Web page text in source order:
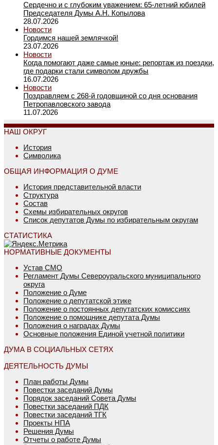
Сердечно и с глубоким уважением: 65-летний юбилей
Председателя Думы А.Н. Копылова
28.07.2026
Новости
Гордимся нашей землячкой!
23.07.2026
Новости
Когда помогают даже самые юные: репортаж из поездки,
где подарки стали символом дружбы
16.07.2026
Новости
Поздравляем с 268-й годовщиной со дня основания
Петропавловского завода
11.07.2026
НАШ ОКРУГ
История
Символика
ОБЩАЯ ИНФОРМАЦИЯ О ДУМЕ
История представительной власти
Структура
Состав
Схемы избирательных округов
Список депутатов Думы по избирательным округам
СТАТИСТИКА
НОРМАТИВНЫЕ ДОКУМЕНТЫ
Устав СМО
Регламент Думы Североуральского муниципального
округа
Положение о Думе
Положение о депутатской этике
Положение о постоянных депутатских комиссиях
Положение о помощнике депутата Думы
Положения о наградах Думы
Основные положения Единой учетной политики
ДУМА В СОЦИАЛЬНЫХ СЕТЯХ
ДЕЯТЕЛЬНОСТЬ ДУМЫ
План работы Думы
Повестки заседаний Думы
Порядок заседаний Совета Думы
Повестки заседаний ПДК
Повестки заседаний ТГК
Проекты НПА
Решения Думы
Отчеты о работе Думы